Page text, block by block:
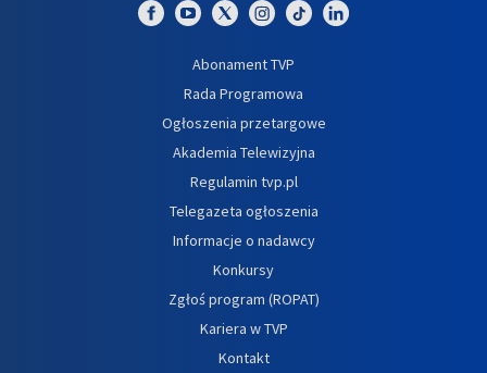
Abonament TVP
Rada Programowa
Ogłoszenia przetargowe
Akademia Telewizyjna
Regulamin tvp.pl
Telegazeta ogłoszenia
Informacje o nadawcy
Konkursy
Zgłoś program (ROPAT)
Kariera w TVP
Kontakt